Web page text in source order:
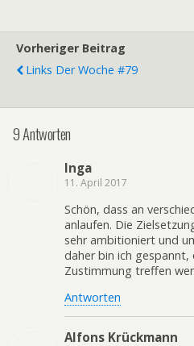
Vorheriger Beitrag
Links Der Woche #79
9 Antworten
Inga
11. April 2017
Schön, dass an
anlaufen. Die
sehr ambitioniert und
daher bin ich
Zustimmung treffen
Antworten
Alfons Krückmann